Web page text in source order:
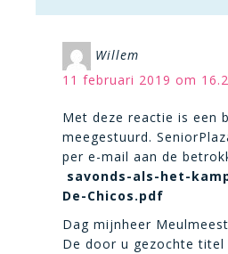
Willem
11 februari 2019 om
Met deze reactie is een
meegestuurd.
per e-mail aan de
savonds-als-het-
De-Chicos.pdf
Dag mijnheer
De door u gezochte titel